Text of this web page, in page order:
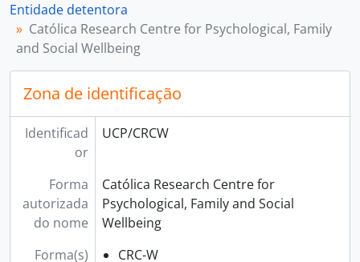
Entidade detentora
Católica Research Centre for Psychological, Family
and Social Wellbeing
Zona de identificação
Identificad
or
UCP/CRCW
Forma
autorizada
do nome
Católica Research Centre for
Psychological, Family and Social
Wellbeing
Forma(s)
CRC-W